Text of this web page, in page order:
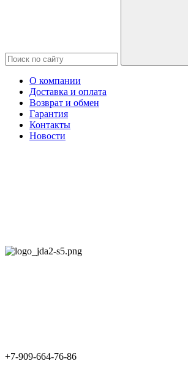
О компании
Доставка и оплата
Возврат и обмен
Гарантия
Контакты
Новости
+7-909-664-76-86